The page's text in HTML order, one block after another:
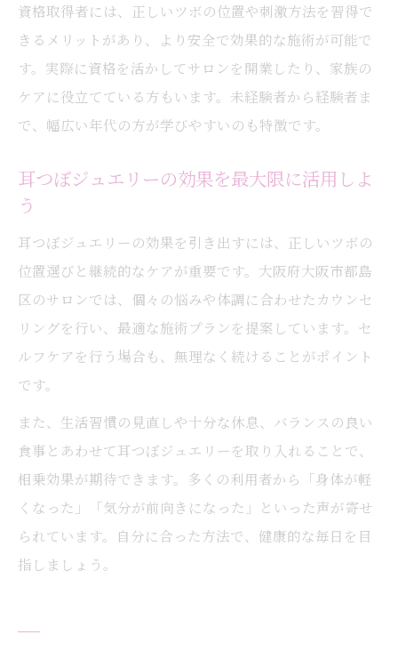
資格取得者には、正しいツボの位置や刺激方法を習得で
きるメリットがあり、より安全で効果的な施術が可能で
す。実際に資格を活かしてサロンを開業したり、家族の
ケアに役立てている方もいます。未経験者から経験者ま
で、幅広い年代の方が学びやすいのも特徴です。
耳つぼジュエリーの効果を最大限に活用しよ
う
耳つぼジュエリーの効果を引き出すには、正しいツボの
位置選びと継続的なケアが重要です。大阪府大阪市都島
区のサロンでは、個々の悩みや体調に合わせたカウンセ
リングを行い、最適な施術プランを提案しています。セ
ルフケアを行う場合も、無理なく続けることがポイント
です。
また、生活習慣の見直しや十分な休息、バランスの良い
食事とあわせて耳つぼジュエリーを取り入れることで、
相乗効果が期待できます。多くの利用者から「身体が軽
くなった」「気分が前向きになった」といった声が寄せ
られています。自分に合った方法で、健康的な毎日を目
指しましょう。